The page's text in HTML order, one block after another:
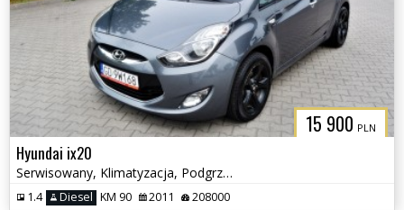
15 900 PLN
Hyundai ix20
Serwisowany, Klimatyzacja, Podgrzewane fotele
1.4 Diesel KM 90 2011 208000